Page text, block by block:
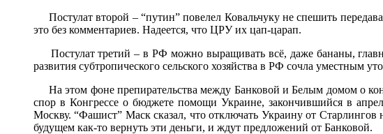
Постулат второй – “путин” повелел Ковальчуку не спешить
это без комментариев. Надеется, что ЦРУ их цап-царап.
Постулат третий – в РФ можно выращивать всё, даже бананы,
развития субтропического сельского хозяйства в РФ сочла уместным
На этом фоне препирательства между Банковой и Белым домом о
спор в Конгрессе о бюджете помощи Украине, закончившийся в
Москву. “Фашист” Маск сказал, что отключать Украину от Старлингов
будущем как-то вернуть эти деньги, и ждут предложений от Банковой.